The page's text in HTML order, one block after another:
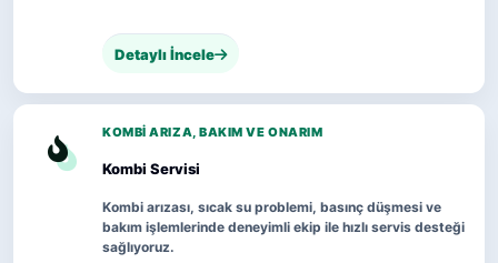
Detaylı İncele
KOMBI ARIZA, BAKIM VE ONARIM
Kombi Servisi
Kombi arızası, sıcak su problemi, basınç düşmesi ve
bakım işlemlerinde deneyimli ekip ile hızlı servis desteği
sağlıyoruz.